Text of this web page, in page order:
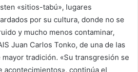
«sitios-tabú», lugares
por su cultura, donde no se
y mucho menos contaminar,
Juan Carlos Tonko, de una de las
tradición. «Su transgresión se
acontecimientos», continúa el